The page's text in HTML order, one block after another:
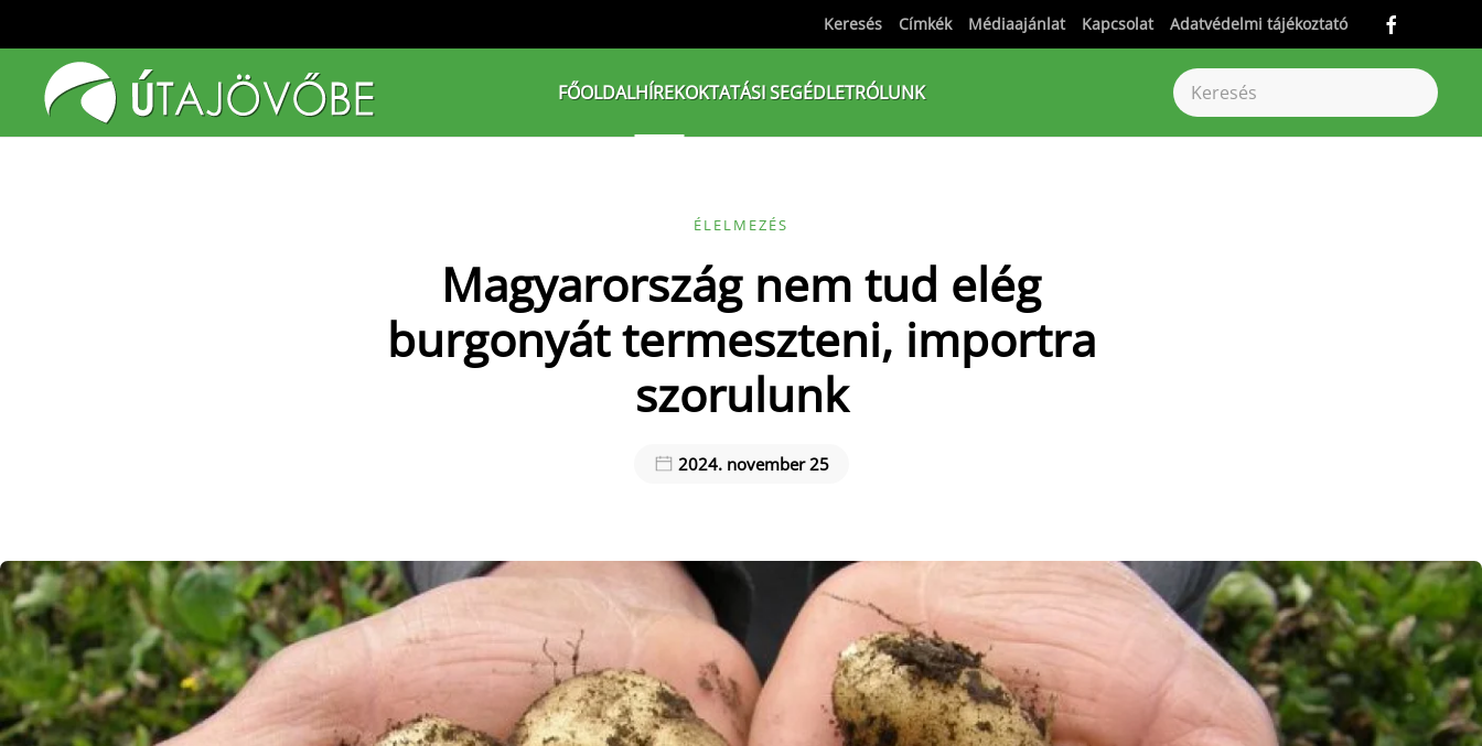
Fő tartalom átugrása
Keresés Címkék Médiaajánlat Kapcsolat Adatvédelmi tájékoztató
FŐOLDALHÍREKOKTATÁSI SEGÉDLETRÓLUNK
ÉLELMEZÉS
Magyarország nem tud elég
burgonyát termeszteni, importra
szorulunk
2024. november 25